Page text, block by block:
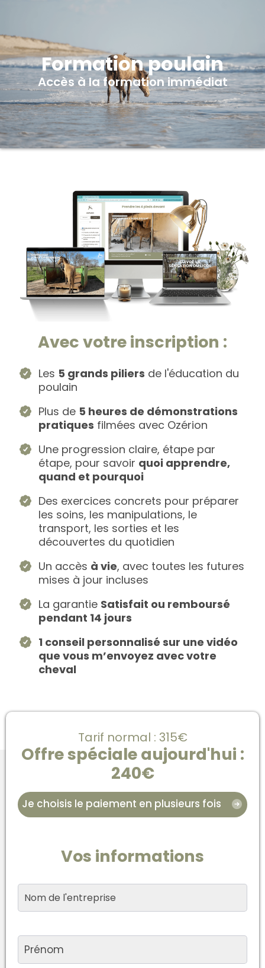
Formation poulain
Accès à la formation immédiat
Avec votre inscription :
Les 5 grands piliers de l'éducation du
poulain
Plus de 5 heures de démonstrations
pratiques filmées avec Ozérion
Une progression claire, étape par
étape, pour savoir quoi apprendre,
quand et pourquoi
Des exercices concrets pour préparer
les soins, les manipulations, le
transport, les sorties et les
découvertes du quotidien
Un accès à vie, avec toutes les futures
mises à jour incluses
La garantie Satisfait ou remboursé
pendant 14 jours
1 conseil personnalisé sur une vidéo
que vous m’envoyez avec votre
cheval
Tarif normal : 315€
Offre spéciale aujourd'hui :
240€
Je choisis le paiement en plusieurs fois
Vos informations